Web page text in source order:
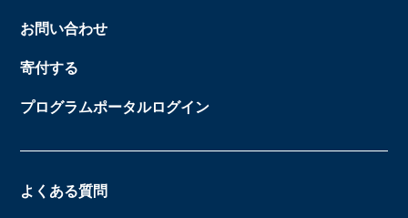
お問い合わせ
寄付する
プログラムポータルログイン
よくある質問